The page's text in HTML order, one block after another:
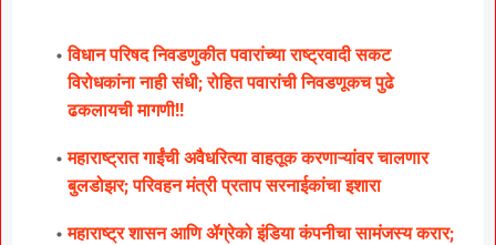
विधान परिषद निवडणुकीत पवारांच्या राष्ट्रवादी सकट
विरोधकांना नाही संधी; रोहित पवारांची निवडणूकच पुढे
ढकलायची मागणी!!
महाराष्ट्रात गाईंची अवैधरित्या वाहतूक करणाऱ्यांवर चालणार
बुलडोझर; परिवहन मंत्री प्रताप सरनाईकांचा इशारा
महाराष्ट्र शासन आणि ॲग्रेको इंडिया कंपनीचा सामंजस्य करार;